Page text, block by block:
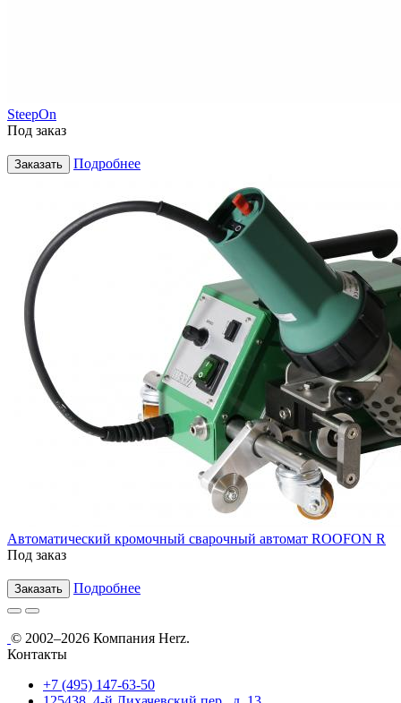
SteepOn
Под заказ
Заказать Подробнее
Автоматический кромочный сварочный автомат ROOFON R
Под заказ
Заказать Подробнее
© 2002–2026 Компания Herz.
Контакты
+7 (495) 147-63-50